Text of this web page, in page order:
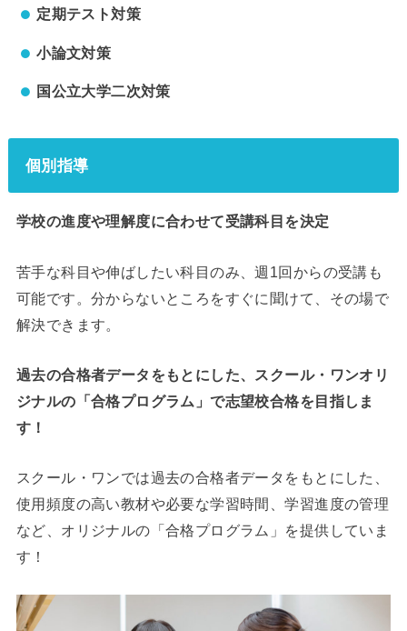
定期テスト対策
小論文対策
国公立大学二次対策
個別指導
学校の進度や理解度に合わせて受講科目を決定
苦手な科目や伸ばしたい科目のみ、週1回からの受講も
可能です。分からないところをすぐに聞けて、その場で
解決できます。
過去の合格者データをもとにした、スクール・ワンオリ
ジナルの「合格プログラム」で志望校合格を目指しま
す！
スクール・ワンでは過去の合格者データをもとにした、
使用頻度の高い教材や必要な学習時間、学習進度の管理
など、オリジナルの「合格プログラム」を提供していま
す！